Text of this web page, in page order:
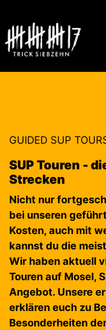
GUIDED SUP
SUP Touren -
Strecken
Nicht nur
bei unseren
Kosten, auch mit
kannst du die
Wir haben aktuell
Touren auf Mosel,
Angebot. Unsere
erklären euch zu
Besonderheiten